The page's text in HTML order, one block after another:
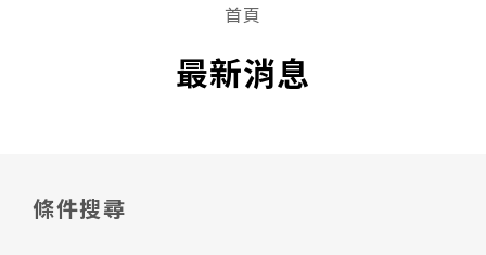
最新消息
首頁
條件搜尋